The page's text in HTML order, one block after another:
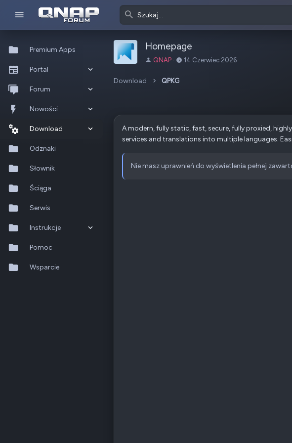
Premium Apps
Portal
Co nowego?
Ostatnia aktywność
Forum
Nowe posty
Popularne
Szukaj na forum
Nowości
Nowe posty
Wszystkie posty
Nowe zasoby
Ostatnia aktywność
Download
Szukaj zasobów
Odznaki
Słownik
Ściąga
Serwis
Instrukcje
QTS 5.2.x
QuTS hero h6.0.x
Pomoc
Wsparcie
Homepage
A
t
QNAP
D
o
r
n
14 Czerwiec 2026
Download QPKG
A modern, fully static, fast, secure, fully proxied,
services and translations into multiple languages.
Nie masz uprawnień do wyświetlenia pełnej